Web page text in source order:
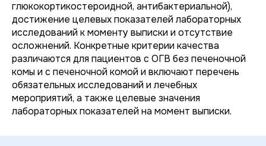
глюкокортикостероидной, антибактериальной),
достижение целевых показателей лабораторных
исследований к моменту выписки и отсутствие
осложнений. Конкретные критерии качества
различаются для пациентов с ОГВ без печеночной
комы и с печеночной комой и включают перечень
обязательных исследований и лечебных
мероприятий, а также целевые значения
лабораторных показателей на момент выписки.